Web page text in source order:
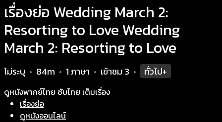
เรื่องย่อ Wedding March 2:
Resorting to Love Wedding
March 2: Resorting to Love
ไม่ระบุ • 84m • 1 ภาษา • เข้าชม 3 • ทั่วไป+
ดูหนังพากย์ไทย ซับไทย เต็มเรื่อง
เรื่องย่อ
ดูหนังออนไลน์